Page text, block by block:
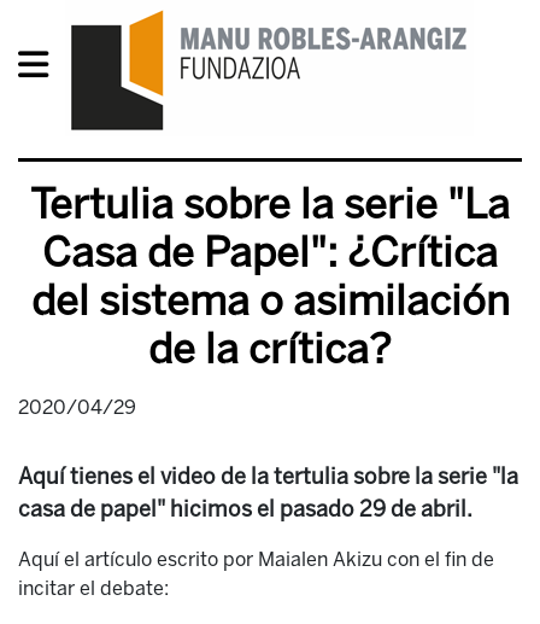
Tertulia sobre la serie "La
Casa de Papel": ¿Crítica
del sistema o asimilación
de la crítica?
2020/04/29
Aquí tienes el video de la tertulia sobre la serie "la
casa de papel" hicimos el pasado 29 de abril.
Aquí el artículo escrito por Maialen Akizu con el fin de
incitar el debate: